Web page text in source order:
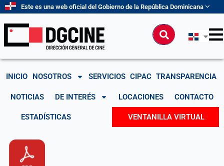
contenido
Este es una web oficial del Gobierno de la República Dominicana
Buscar
INICIO NOSOTROS SERVICIOS CIPAC TRANSPARENCIA
NOTICIAS DE INTERÉS LOCACIONES CONTACTO
ESTADÍSTICAS VENTANILLA VIRTUAL